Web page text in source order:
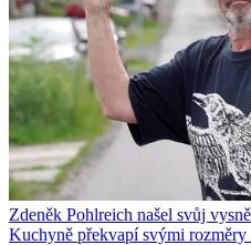
Zdeněk Pohlreich našel svůj
Kuchyně překvapí svými rozměry